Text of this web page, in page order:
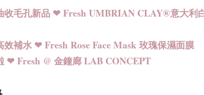
收毛孔新品 ❤ Fresh UMBRIAN CLAY®意大利
效補水 ❤ Fresh Rose Face Mask 玫瑰保濕面膜
❤ Fresh @ 金鐘廊 LAB CONCEPT